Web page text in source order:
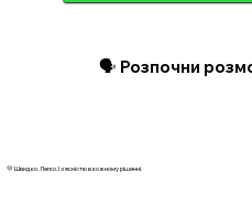
🗣️ Розпочни
💛 Швидко. Легко. І з ясністю в кожному рішенні.